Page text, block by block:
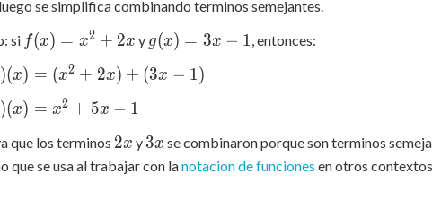
se simplifica combinando terminos semejantes.
si f(x)
x^2
+
2x
f(x) = x2 + 2x y g(x)
3x -
g(x) = 3x − 1, entonces:
)(x) = (x2 + 2x) + (3x − 1)
)(x) = x2 + 5x − 1
que los terminos 2x
2x y 3x
3x se combinaron porque son terminos
que se usa al trabajar con lanotacion de funciones en otros